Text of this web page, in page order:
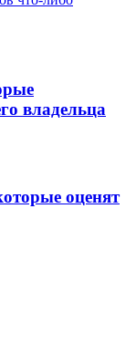
владельца
оценят